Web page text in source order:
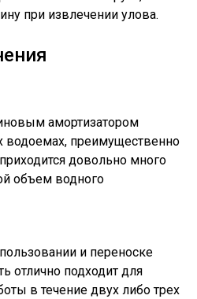
при извлечении улова.
амортизатором
преимущественно
довольно много
объем водного
и переноске
отлично подходит для
в течение двух либо трех